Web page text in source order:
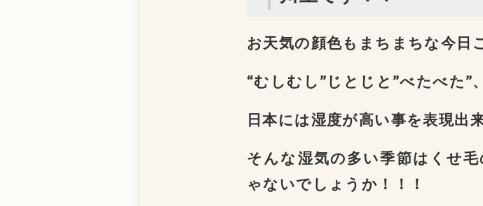
お天気の顔色もまちまちな今日
“むしむし”じとじと”べたべた”
日本には湿度が高い事を表現出
そんな湿気の多い季節はくせ
ゃないでしょうか！！！